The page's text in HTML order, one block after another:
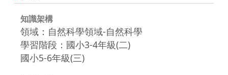
知識架構
領域：自然科學領域-自然科學
學習階段：國小3-4年級(二)
國小5-6年級(三)